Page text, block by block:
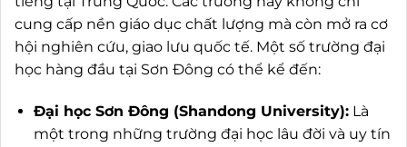
cung cấp nền giáo dục chất lượng mà còn mở ra cơ
hội nghiên cứu, giao lưu quốc tế. Một số trường đại
học hàng đầu tại Sơn Đông có thể kể đến:
Đại học Sơn Đông (Shandong University):Là
một trong những trường đại học lâu đời và uy tín